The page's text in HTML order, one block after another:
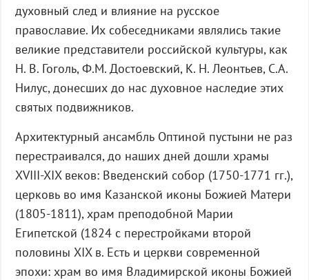
духовный след и влияние на русское
православие. Их собеседниками являлись такие
великие представители российской культуры, как
Н. В. Гоголь, Ф.М. Достоевский, К. Н. Леонтьев, С.А.
Нилус, донесших до нас духовное наследие этих
святых подвижников.
Архитектурный ансамбль Оптиной пустыни не раз
перестраивался, до наших дней дошли храмы
XVIII-XIX веков: Введенский собор (1750-1771 гг.),
церковь во имя Казанской иконы Божией Матери
(1805-1811), храм преподобной Марии
Египетской (1824 с перестройками второй
половины XIX в. Есть и церкви современной
эпохи: храм во имя Владимирской иконы Божией